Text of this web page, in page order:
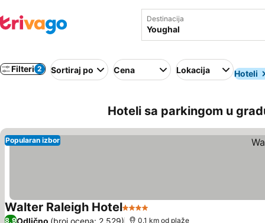
Destinacija
Filteri 2 Sortiraj po Cena Lokacija Hoteli
Hoteli sa parkingom u
Popularan izbor
Walter Raleigh Hotel4 Zvezdice
8,9Odlično (broj ocena: 2.529) 0.1 km od plaže